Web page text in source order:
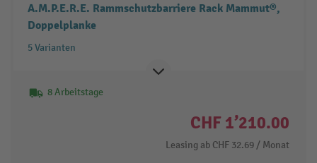
A.M.P.E.R.E. Rammschutzbarriere Rack Mammut®,
Doppelplanke
5 Varianten
8 Arbeitstage
CHF 1’210.00
Leasing ab CHF 32.69 / Monat